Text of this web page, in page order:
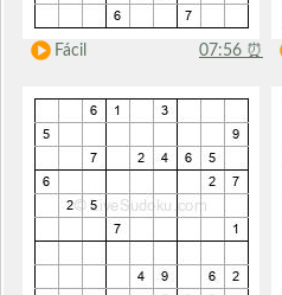
Fácil 07:56 ⏰